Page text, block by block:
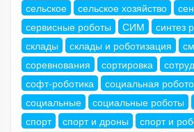
сельское
сельское хозяйство
сервисные роботы
СИМ синтез
склады
склады и роботизация
соревнования
сортировка
софт-роботика
социальная
социальные
социальные роботы
спорт
спорт и дроны спорт и